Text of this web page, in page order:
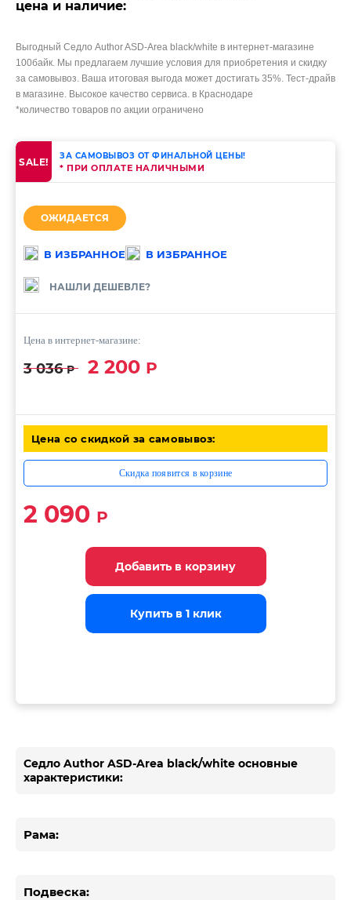
цена и наличие:
Выгодный Седло Author ASD-Area black/white в интернет-магазине
100байк. Мы предлагаем лучшие условия для приобретения и скидку
за самовывоз. Ваша итоговая выгода может достигать 35%. Тест-драйв
в магазине. Высокое качество сервиса. в Краснодаре
*количество товаров по акции ограничено
SALE! ЗА САМОВЫВОЗ ОТ ФИНАЛЬНОЙ ЦЕНЫ!
* ПРИ ОПЛАТЕ НАЛИЧНЫМИ
ОЖИДАЕТСЯ
В ИЗБРАННОЕ В ИЗБРАННОЕ
НАШЛИ ДЕШЕВЛЕ?
Цена в интернет-магазине:
3 036Р 2 200 Р
Цена со скидкой за самовывоз:
Скидка появится в корзине
2 090 Р
Добавить в корзину
Добавить в корзину
Добавить в корзину
Купить в 1 клик
Купить в 1 клик
Купить в 1 клик
Седло Author ASD-Area black/white основные
характеристики:
Рама:
Подвеска: